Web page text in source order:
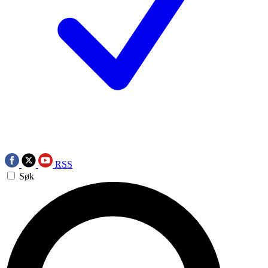
RSS
Søk